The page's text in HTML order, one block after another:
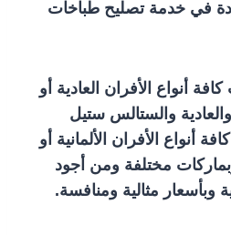
في خدمة تصليح طباخات
أنواع الأفران العادية أو
والعادية والستالس ستيل
أنواع الأفران الألمانية أو
وبماركات مختلفة ومن أجود
وبأسعار مثالية ومنافسة.